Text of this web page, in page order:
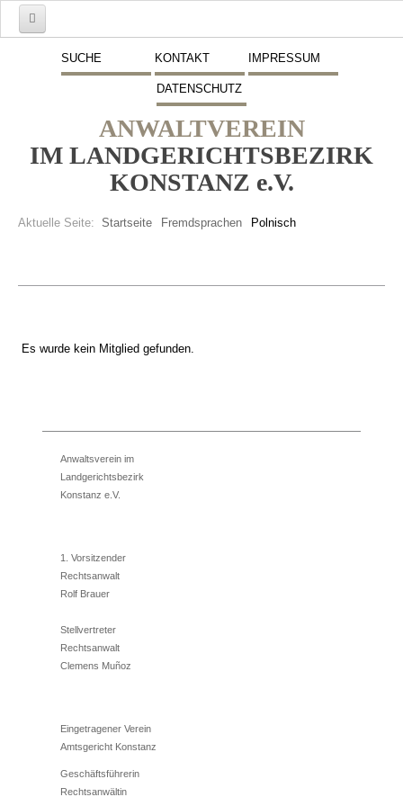
SUCHE KONTAKT IMPRESSUM
DATENSCHUTZ
ANWALTVEREIN
IM LANDGERICHTSBEZIRK
KONSTANZ e.V.
Aktuelle Seite: Startseite Fremdsprachen Polnisch
Schwerpunkte
Beitritt zum Verein
Es wurde kein Mitglied gefunden.
Anwaltsverein im
Landgerichtsbezirk
Konstanz e.V.
1. Vorsitzender
Rechtsanwalt
Rolf Brauer
Stellvertreter
Rechtsanwalt
Clemens Muñoz
Eingetragener Verein
Amtsgericht Konstanz
Geschäftsführerin
Rechtsanwältin